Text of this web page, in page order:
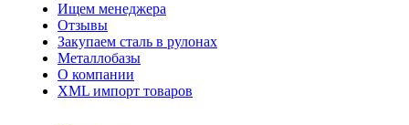
Ищем менеджера
Отзывы
Закупаем сталь в рулонах
Металлобазы
О компании
XML импорт товаров